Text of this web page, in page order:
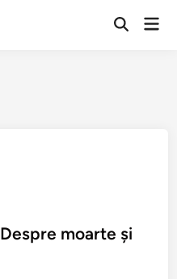
Deschide
moarte şi